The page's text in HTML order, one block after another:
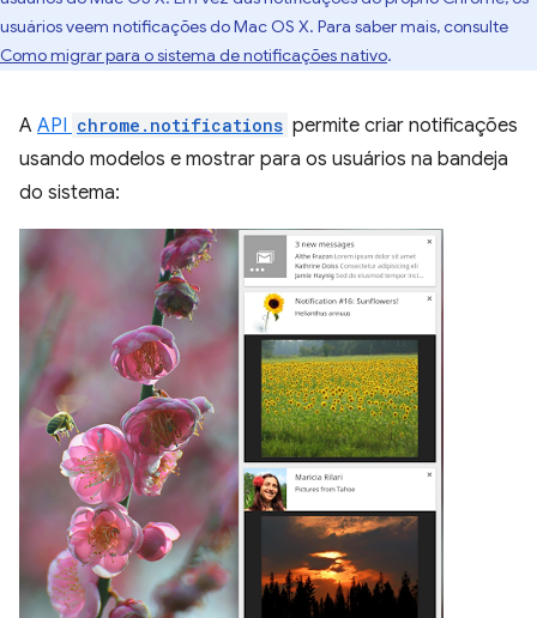
usuários veem notificações do Mac OS X. Para saber mais, consulte
Como migrar para o sistema de notificações nativo.
A API chrome.notifications permite criar notificações
usando modelos e mostrar para os usuários na bandeja
do sistema: